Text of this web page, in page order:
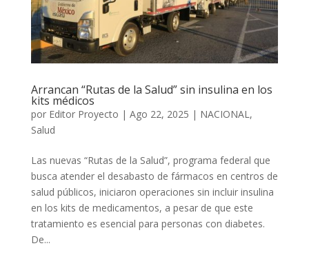
Arrancan “Rutas de la Salud” sin insulina en los
kits médicos
por Editor Proyecto | Ago 22, 2025 | NACIONAL,
Salud
Las nuevas “Rutas de la Salud”, programa federal que
busca atender el desabasto de fármacos en centros de
salud públicos, iniciaron operaciones sin incluir insulina
en los kits de medicamentos, a pesar de que este
tratamiento es esencial para personas con diabetes.
De...